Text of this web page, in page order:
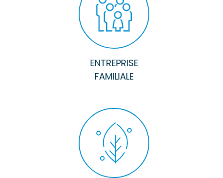
ENTREPRISE
FAMILIALE